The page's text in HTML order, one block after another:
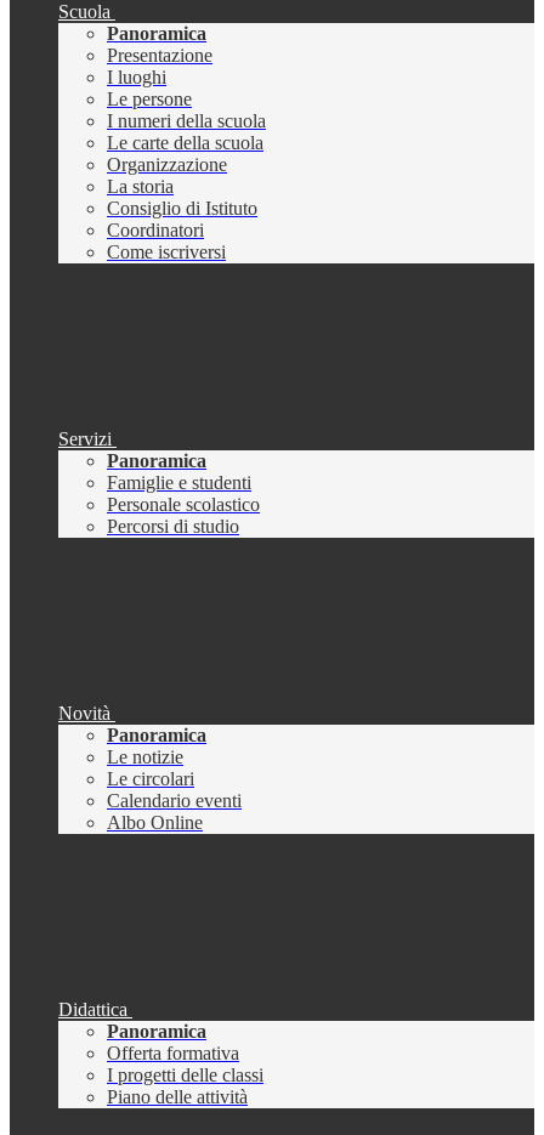
Scuola
Panoramica
Presentazione
I luoghi
Le persone
I numeri della scuola
Le carte della scuola
Organizzazione
La storia
Consiglio di Istituto
Coordinatori
Come iscriversi
Servizi
Panoramica
Famiglie e studenti
Personale scolastico
Percorsi di studio
Novità
Panoramica
Le notizie
Le circolari
Calendario eventi
Albo Online
Didattica
Panoramica
Offerta formativa
I progetti delle classi
Piano delle attività